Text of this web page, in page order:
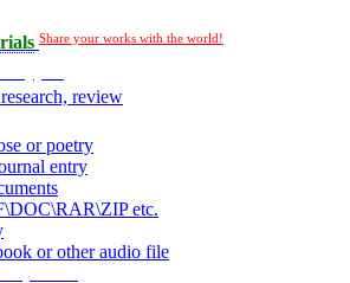
Share your works with the world!
review
or poetry
entry
etc.
or other audio file